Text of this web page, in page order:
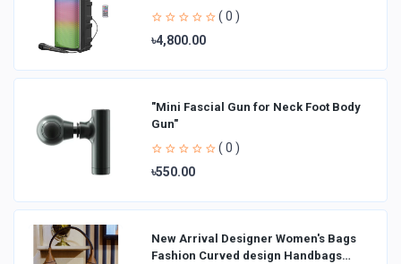
( 0 )
৳4,800.00
"Mini Fascial Gun for Neck Foot Body
Gun"
( 0 )
৳550.00
New Arrival Designer Women′s Bags
Fashion Curved design Handbags